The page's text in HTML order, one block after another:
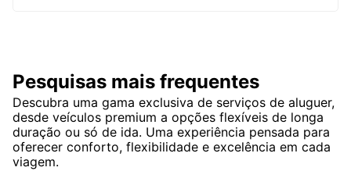
Pesquisas mais frequentes
Descubra uma gama exclusiva de serviços de aluguer,
desde veículos premium a opções flexíveis de longa
duração ou só de ida. Uma experiência pensada para
oferecer conforto, flexibilidade e excelência em cada
viagem.